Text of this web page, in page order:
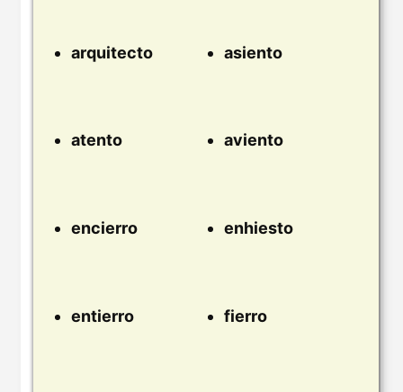
arquitecto asiento
atento aviento
encierro enhiesto
entierro fierro